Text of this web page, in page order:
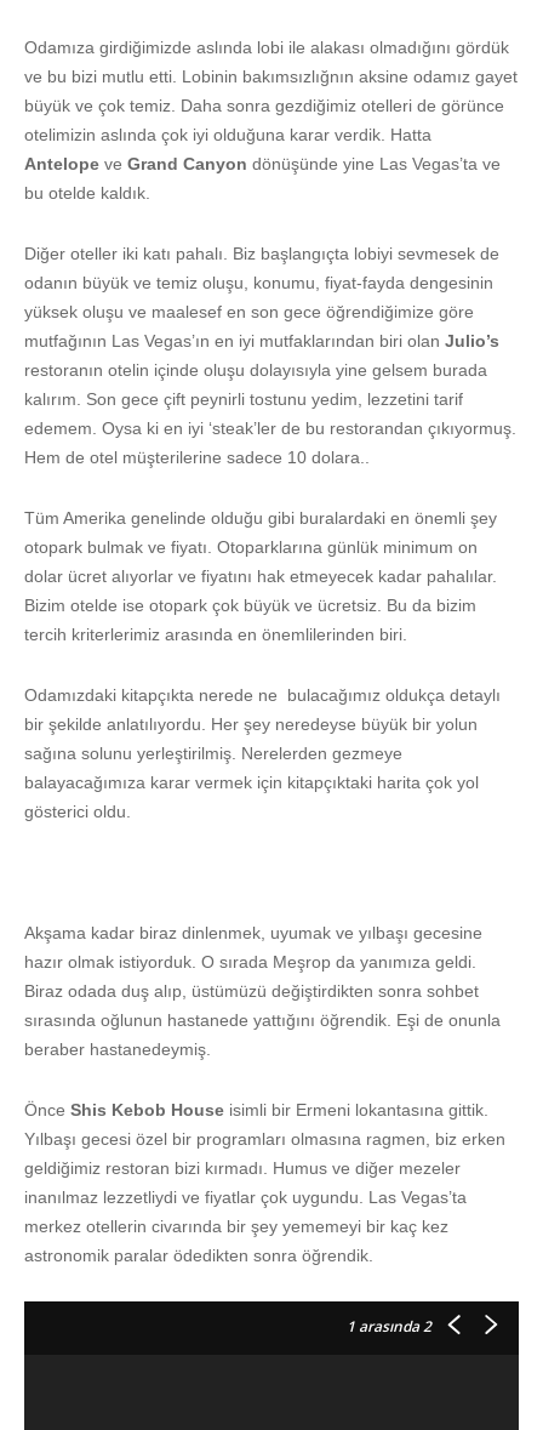
Odamıza girdiğimizde aslında lobi ile alakası olmadığını gördük
ve bu bizi mutlu etti. Lobinin bakımsızlığnın aksine odamız gayet
büyük ve çok temiz. Daha sonra gezdiğimiz otelleri de görünce
otelimizin aslında çok iyi olduğuna karar verdik. Hatta
Antelope ve Grand Canyon dönüşünde yine Las Vegas’ta ve
bu otelde kaldık.
Diğer oteller iki katı pahalı. Biz başlangıçta lobiyi sevmesek de
odanın büyük ve temiz oluşu, konumu, fiyat-fayda dengesinin
yüksek oluşu ve maalesef en son gece öğrendiğimize göre
mutfağının Las Vegas’ın en iyi mutfaklarından biri olan Julio’s
restoranın otelin içinde oluşu dolayısıyla yine gelsem burada
kalırım. Son gece çift peynirli tostunu yedim, lezzetini tarif
edemem. Oysa ki en iyi ‘steak’ler de bu restorandan çıkıyormuş.
Hem de otel müşterilerine sadece 10 dolara..
Tüm Amerika genelinde olduğu gibi buralardaki en önemli şey
otopark bulmak ve fiyatı. Otoparklarına günlük minimum on
dolar ücret alıyorlar ve fiyatını hak etmeyecek kadar pahalılar.
Bizim otelde ise otopark çok büyük ve ücretsiz. Bu da bizim
tercih kriterlerimiz arasında en önemlilerinden biri.
Odamızdaki kitapçıkta nerede ne bulacağımız oldukça detaylı
bir şekilde anlatılıyordu. Her şey neredeyse büyük bir yolun
sağına solunu yerleştirilmiş. Nerelerden gezmeye
balayacağımıza karar vermek için kitapçıktaki harita çok yol
gösterici oldu.
Akşama kadar biraz dinlenmek, uyumak ve yılbaşı gecesine
hazır olmak istiyorduk. O sırada Meşrop da yanımıza geldi.
Biraz odada duş alıp, üstümüzü değiştirdikten sonra sohbet
sırasında oğlunun hastanede yattığını öğrendik. Eşi de onunla
beraber hastanedeymiş.
Önce Shis Kebob House isimli bir Ermeni lokantasına gittik.
Yılbaşı gecesi özel bir programları olmasına ragmen, biz erken
geldiğimiz restoran bizi kırmadı. Humus ve diğer mezeler
inanılmaz lezzetliydi ve fiyatlar çok uygundu. Las Vegas’ta
merkez otellerin civarında bir şey yememeyi bir kaç kez
astronomik paralar ödedikten sonra öğrendik.
1 arasında 2